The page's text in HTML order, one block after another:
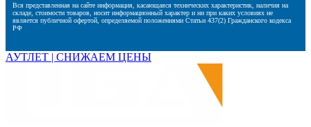
Вся представленная на сайте информация, касающаяся технических характеристик, наличия на
складе, стоимости товаров, носит информационный характер и ни при каких условиях не
является публичной офертой, определяемой положениями Статьи 437(2) Гражданского кодекса
РФ
АУТЛЕТ | СНИЖАЕМ ЦЕНЫ